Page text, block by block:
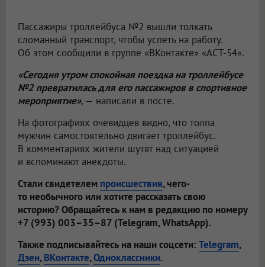
Пассажиры троллейбуса №2 вышли толкать
сломанный транспорт, чтобы успеть на работу.
Об этом сообщили в группе «ВКонтакте» «АСТ-54».
«Сегодня утром спокойная поездка на троллейбусе
№2 превратилась для его пассажиров в спортивное
мероприятие», — написали в посте.
На фотографиях очевидцев видно, что толпа
мужчин самостоятельно двигает троллейбус.
В комментариях жители шутят над ситуацией
и вспоминают анекдоты.
Стали свидетелем происшествия, чего-
то необычного или хотите рассказать свою
историю? Обращайтесь к нам в редакцию по номеру
+7 (993) 003–35–87 (Telegram, WhatsApp).
Также подписывайтесь на наши соцсети: Telegram,
Дзен,ВКонтакте,Одноклассники.